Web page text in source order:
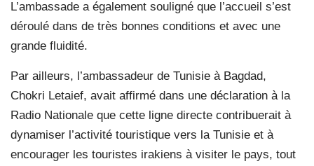
L’ambassade a également souligné que l’accueil s’est
déroulé dans de très bonnes conditions et avec une
grande fluidité.
Par ailleurs, l’ambassadeur de Tunisie à Bagdad,
Chokri Letaief, avait affirmé dans une déclaration à la
Radio Nationale que cette ligne directe contribuerait à
dynamiser l’activité touristique vers la Tunisie et à
encourager les touristes irakiens à visiter le pays, tout